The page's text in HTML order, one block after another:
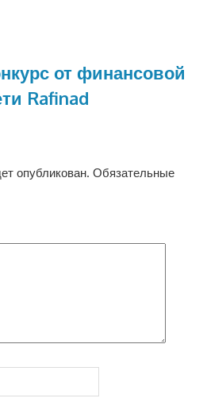
от финансовой
Rafinad
опубликован. Обязательные